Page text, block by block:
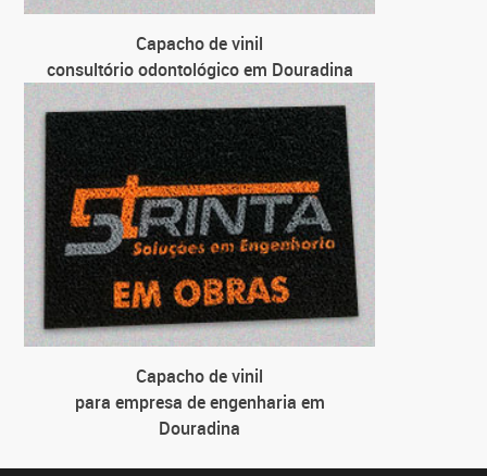
Capacho de vinil
consultório odontológico em Douradina
Capacho de vinil
para empresa de engenharia em
Douradina